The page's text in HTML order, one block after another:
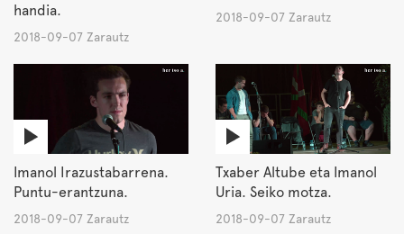
handia.
2018-09-07 Zarautz
2018-09-07 Zarautz
Imanol Irazustabarrena.
Puntu-erantzuna.
2018-09-07 Zarautz
Txaber Altube eta Imanol
Uria. Seiko motza.
2018-09-07 Zarautz